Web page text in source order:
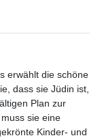
erwählt die schöne
dass sie Jüdin ist,
Plan zur
sie eine
Kinder- und